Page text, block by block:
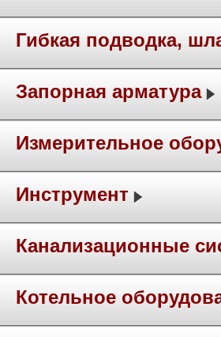
Гибкая подводка,
Запорная арматура
Измерительное
Инструмент
Канализационные
Котельное